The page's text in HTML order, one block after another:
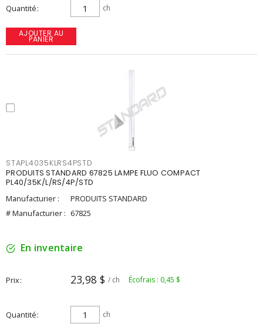
Quantité ch
AJOUTER AU
PANIER
STAPL4035KLRS4PSTD
PRODUITS STANDARD 67825 LAMPE FLUO COMPACT
PL40/35K/L/RS/4P/STD
Manufacturier :
PRODUITS STANDARD
# Manufacturier : 67825
En inventaire
Prix 23,98 $ / ch Écofrais : 0,45 $
Quantité ch